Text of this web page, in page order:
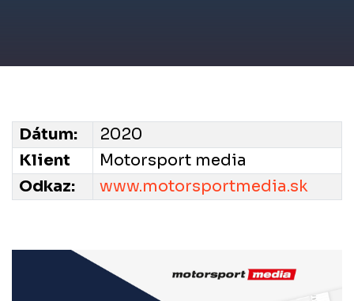
Dátum:
2020
Klient
Motorsport media
Odkaz:
www.motorsportmedia.sk